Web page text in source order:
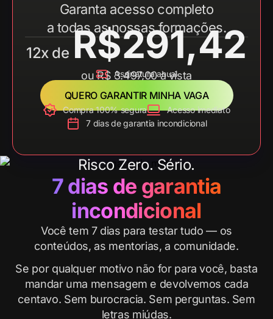
Garanta acesso completo
a todas as nossas formações.
12x deR$291,42
ou R$ 3.497,00 à vista
Assinatura anual
QUERO GARANTIR MINHA VAGA
Compra 100% segura
Acesso imediato
7 dias de garantia incondicional
Risco Zero. Sério.
7 dias de garantia
incondicional
Você tem 7 dias para testar tudo — os
conteúdos, as mentorias, a comunidade.
Se por qualquer motivo não for para você, basta
mandar uma mensagem e devolvemos cada
centavo. Sem burocracia. Sem perguntas. Sem
letras miúdas.